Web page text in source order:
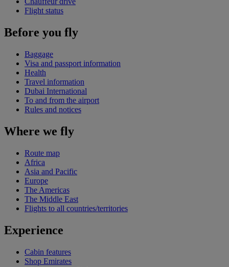
Flight status
Before you fly
Baggage
Visa and passport information
Health
Travel information
Dubai International
To and from the airport
Rules and notices
Where we fly
Route map
Africa
Asia and Pacific
Europe
The Americas
The Middle East
Flights to all countries/territories
Experience
Cabin features
Shop Emirates